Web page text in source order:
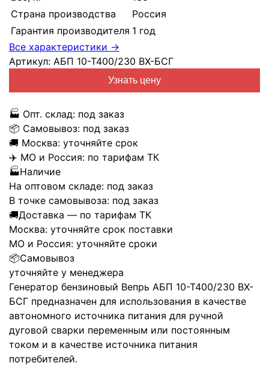
Страна производства
Россия
Гарантия производителя 1 год
Все характеристики →
Артикул: АБП 10-Т400/230 ВХ-БСГ
Узнать цену
🏭 Опт. склад: под заказ
📦 Самовывоз: под заказ
🚚 Москва: уточняйте срок
✈️ МО и Россия: по тарифам ТК
🏭Наличие
На оптовом складе: под заказ
В точке самовывоза: под заказ
🚚Доставка — по тарифам ТК
Москва: уточняйте срок поставки
МО и Россия: уточняйте сроки
📦Самовывоз
уточняйте у менеджера
Генератор бензиновый Вепрь АБП 10-Т400/230 ВХ-
БСГ предназначен для использования в качестве
автономного источника питания для ручной
дуговой сварки переменным или постоянным
током и в качестве источника питания
потребителей.